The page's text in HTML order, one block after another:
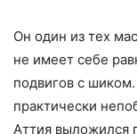
Он один из тех
не имеет себе
подвигов с
практически
Аттия выложился